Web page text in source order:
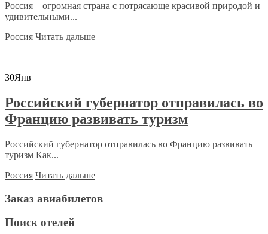
Россия – огромная страна с потрясающе красивой природой и
удивительными...
Россия Читать дальше
30Янв
Российский губернатор отправилась во
Францию развивать туризм
Российский губернатор отправилась во Францию развивать
туризм Как...
Россия Читать дальше
Заказ авиабилетов
Поиск отелей